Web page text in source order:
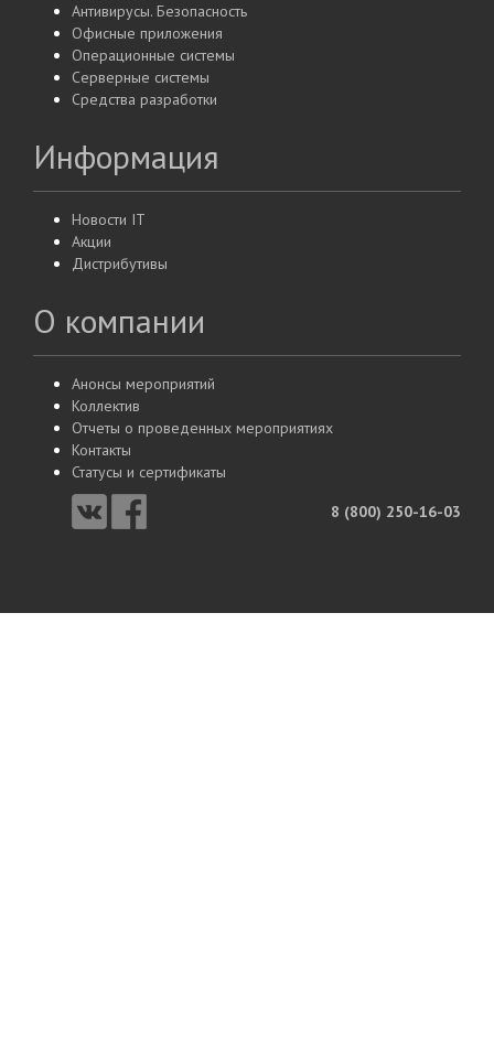
Антивирусы. Безопасность
Офисные приложения
Операционные системы
Серверные системы
Средства разработки
Информация
Новости IT
Акции
Дистрибутивы
О компании
Анонсы мероприятий
Коллектив
Отчеты о проведенных мероприятиях
Контакты
Статусы и сертификаты
8 (800) 250-16-03